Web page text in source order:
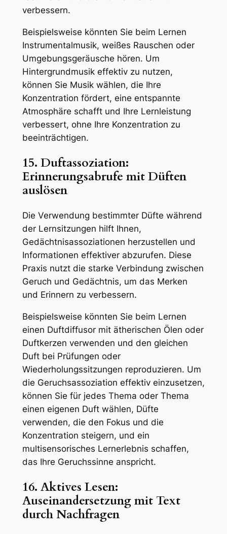
verbessern.
Beispielsweise könnten Sie beim Lernen
Instrumentalmusik, weißes Rauschen oder
Umgebungsgeräusche hören. Um
Hintergrundmusik effektiv zu nutzen,
können Sie Musik wählen, die Ihre
Konzentration fördert, eine entspannte
Atmosphäre schafft und Ihre Lernleistung
verbessert, ohne Ihre Konzentration zu
beeinträchtigen.
15. Duftassoziation:
Erinnerungsabrufe mit Düften
auslösen
Die Verwendung bestimmter Düfte während
der Lernsitzungen hilft Ihnen,
Gedächtnisassoziationen herzustellen und
Informationen effektiver abzurufen. Diese
Praxis nutzt die starke Verbindung zwischen
Geruch und Gedächtnis, um das Merken
und Erinnern zu verbessern.
Beispielsweise könnten Sie beim Lernen
einen Duftdiffusor mit ätherischen Ölen oder
Duftkerzen verwenden und den gleichen
Duft bei Prüfungen oder
Wiederholungssitzungen reproduzieren. Um
die Geruchsassoziation effektiv einzusetzen,
können Sie für jedes Thema oder Thema
einen eigenen Duft wählen, Düfte
verwenden, die den Fokus und die
Konzentration steigern, und ein
multisensorisches Lernerlebnis schaffen,
das Ihre Geruchssinne anspricht.
16. Aktives Lesen:
Auseinandersetzung mit Text
durch Nachfragen